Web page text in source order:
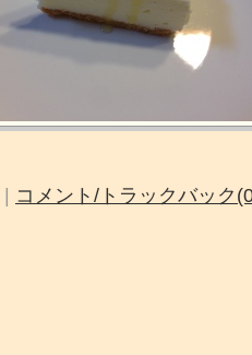
コメント/トラックバック